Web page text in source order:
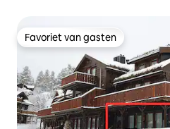
Favoriet van gasten
Favoriet van gasten